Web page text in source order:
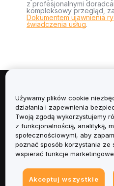
z profesjonalnymi
kompleksowy przegląd,
Dokumentem ujawnienia
świadczenia usług.
Informacje
Usługi
Obsługa Klienta
Używamy plików cookie
działania i zapewnienia
Twoją zgodą wykorzystujemy
z funkcjonalnością, analityką,
społecznościowymi, aby
poznać sposób korzystania ze
wspierać funkcje
Akceptuj wszystkie